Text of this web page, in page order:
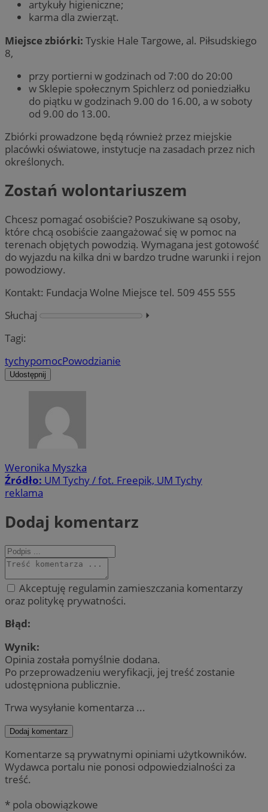
artykuły higieniczne;
karma dla zwierząt.
Miejsce zbiórki: Tyskie Hale Targowe, al. Piłsudskiego
8,
przy portierni w godzinach od 7:00 do 20:00
w Sklepie społecznym Spichlerz od poniedziałku
do piątku w godzinach 9.00 do 16.00, a w soboty
od 9.00 do 13.00.
Zbiórki prowadzone będą również przez miejskie
placówki oświatowe, instytucje na zasadach przez nich
określonych.
Zostań wolontariuszem
Chcesz pomagać osobiście? Poszukiwane są osoby,
które chcą osobiście zaangażować się w pomoc na
terenach objętych powodzią. Wymagana jest gotowość
do wyjazdu na kilka dni w bardzo trudne warunki i rejon
powodziowy.
Kontakt: Fundacja Wolne Miejsce tel. 509 455 555
Słuchaj
⏵︎
Tagi:
tychypomocPowodzianie
Udostępnij
Weronika Myszka
Źródło: UM Tychy / fot. Freepik, UM Tychy
reklama
Dodaj komentarz
Akceptuję regulamin zamieszczania komentarzy
oraz politykę prywatności.
Błąd:
Wynik:
Opinia została pomyślnie dodana.
Po przeprowadzeniu weryfikacji, jej treść zostanie
udostępniona publicznie.
Trwa wysyłanie komentarza ...
Dodaj komentarz
Komentarze są prywatnymi opiniami użytkowników.
Wydawca portalu nie ponosi odpowiedzialności za
treść.
* pola obowiązkowe